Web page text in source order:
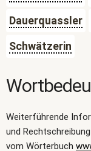
Dauerquassler
Schwätzerin
Weiterführende
und
vom Wörterbuch